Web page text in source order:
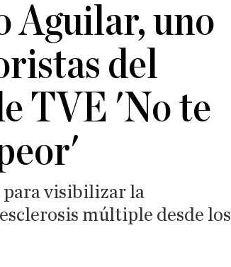
Aguilar, uno
del
TVE 'No te
para visibilizar la
múltiple desde los